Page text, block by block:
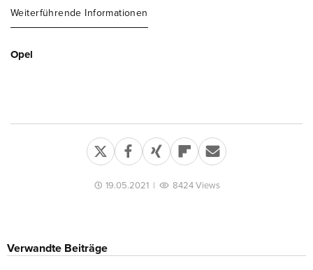
Weiterführende Informationen
Opel
19.05.2021| 8424 Views
Verwandte Beiträge